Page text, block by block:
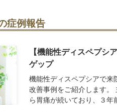
症例報告
【機能性ディスペプシ
ゲップ
機能性ディスペプシアで
改善事例をご紹介します
ら胃痛が続いており、３